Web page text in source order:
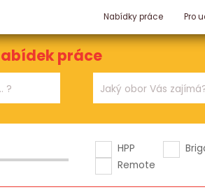
Nabídky práce Pro
práce
HPP
Remote